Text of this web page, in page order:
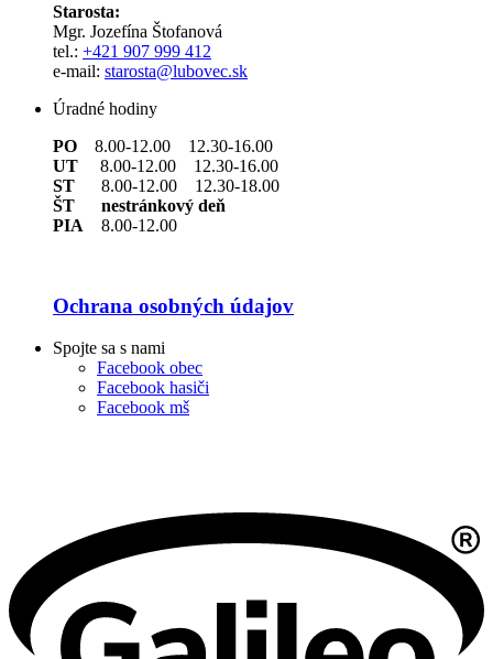
Starosta:
Mgr. Jozefína Štofanová
tel.: +421 907 999 412
e-mail: starosta@lubovec.sk
Úradné hodiny
PO 8.00-12.00 12.30-16.00
UT 8.00-12.00 12.30-16.00
ST 8.00-12.00 12.30-18.00
ŠT nestránkový deň
PIA 8.00-12.00
Ochrana osobných údajov
Spojte sa s nami
Facebook obec
Facebook hasiči
Facebook mš